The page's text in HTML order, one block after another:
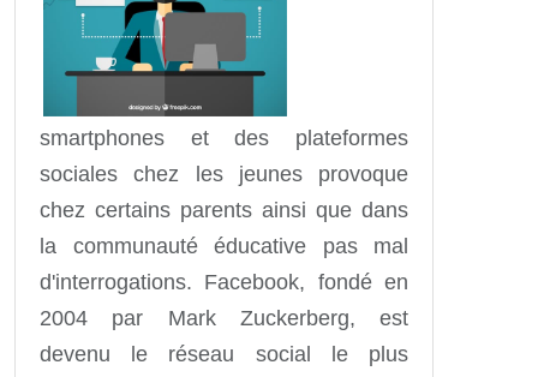
smartphones et des plateformes
sociales chez les jeunes provoque
chez certains parents ainsi que dans
la communauté éducative pas mal
d'interrogations. Facebook, fondé en
2004 par Mark Zuckerberg, est
devenu le réseau social le plus